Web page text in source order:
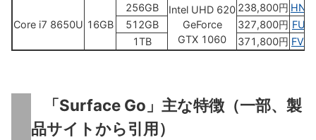
Core i7 8650U 16GB
256GB
Intel UHD 620
GeForce
GTX 1060
238,800円
512GB
327,800円
1TB
371,800円
「Surface Go」主な特徴（一部、製
品サイトから引用）